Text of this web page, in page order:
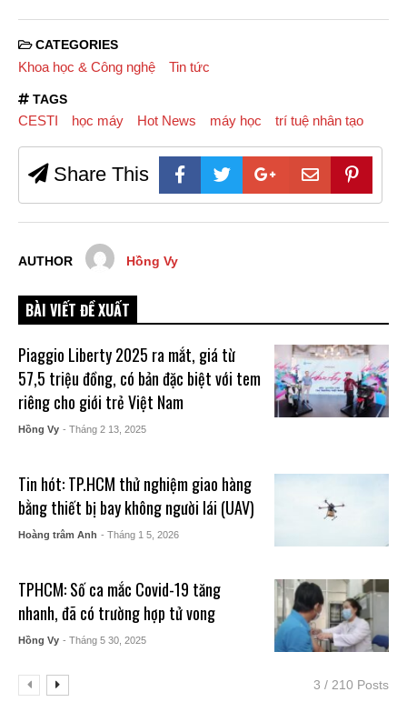
CATEGORIES
Khoa học & Công nghệ Tin tức
TAGS
CESTI học máy Hot News máy học trí tuệ nhân tạo
Share This
AUTHOR Hồng Vy
BÀI VIẾT ĐỀ XUẤT
Piaggio Liberty 2025 ra mắt, giá từ
57,5 triệu đồng, có bản đặc biệt với tem
riêng cho giới trẻ Việt Nam
Hồng Vy - Tháng 2 13, 2025
Tin hót: TP.HCM thử nghiệm giao hàng
bằng thiết bị bay không người lái (UAV)
Hoàng trâm Anh - Tháng 1 5, 2026
TPHCM: Số ca mắc Covid-19 tăng
nhanh, đã có trường hợp tử vong
Hồng Vy - Tháng 5 30, 2025
3 / 210 Posts